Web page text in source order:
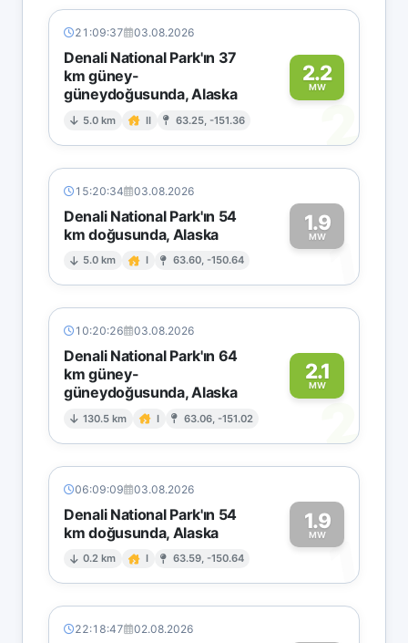
21:09:37 03.08.2026
Denali National Park'ın 37
km güney-
güneydoğusunda, Alaska
5.0 km II 63.25, -151.36
2.2
MW
2
15:20:34 03.08.2026
Denali National Park'ın 54
km doğusunda, Alaska
5.0 km I 63.60, -150.64
1.9
MW1
10:20:26 03.08.2026
Denali National Park'ın 64
km güney-
güneydoğusunda, Alaska
130.5 km I 63.06, -151.02
2.1
MW
2
06:09:09 03.08.2026
Denali National Park'ın 54
km doğusunda, Alaska
0.2 km I 63.59, -150.64
1.9
MW1
22:18:47 02.08.2026